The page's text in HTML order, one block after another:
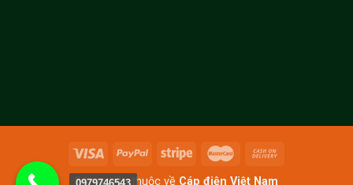
Bản quyền thuộc về Cáp điện Việt Nam